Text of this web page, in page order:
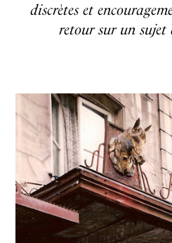
discrètes et
retour sur un